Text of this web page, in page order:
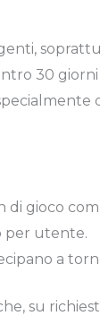
30
di gioco
per utente.
a
su